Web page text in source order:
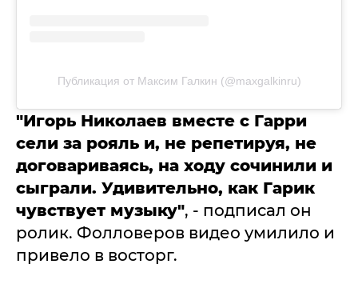
Публикация от Максим Галкин (@maxgalkinru)
"Игорь Николаев вместе с Гарри
сели за рояль и, не репетируя, не
договариваясь, на ходу сочинили и
сыграли. Удивительно, как Гарик
чувствует музыку", - подписал он
ролик. Фолловеров видео умилило и
привело в восторг.